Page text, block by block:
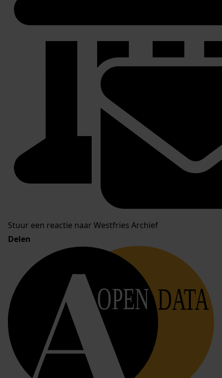
Stuur een reactie naar Westfries Archief
Delen
OPEN DATA